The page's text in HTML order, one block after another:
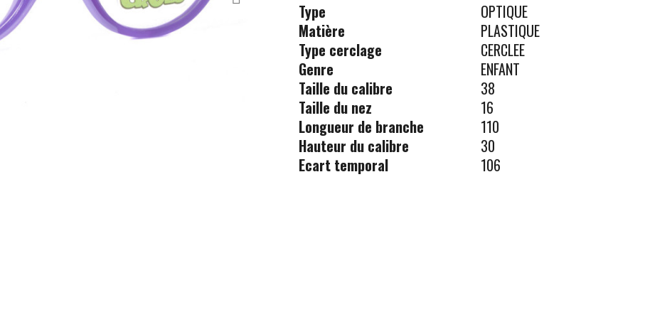
Type
OPTIQUE
Matière
PLASTIQUE
Type cerclage
CERCLEE
Genre
ENFANT
Taille du calibre
38
Taille du nez
16
Longueur de branche
110
Hauteur du calibre
30
Ecart temporal
106